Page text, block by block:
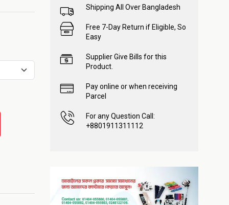
Shipping All Over Bangladesh
Free 7-Day Return if Eligible, So
Easy
Supplier Give Bills for this
Product.
Pay online or when receiving
Parcel
For any Question Call:
+8801911311112